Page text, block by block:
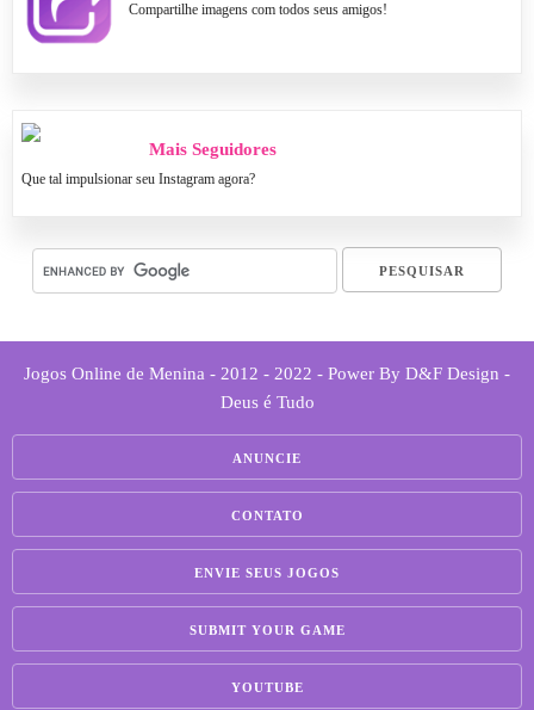
Compartilhe imagens com todos seus amigos!
Mais Seguidores
Que tal impulsionar seu Instagram agora?
Jogos Online de Menina - 2012 - 2022 - Power By D&F Design -
Deus é Tudo
ANUNCIE
CONTATO
ENVIE SEUS JOGOS
SUBMIT YOUR GAME
YOUTUBE